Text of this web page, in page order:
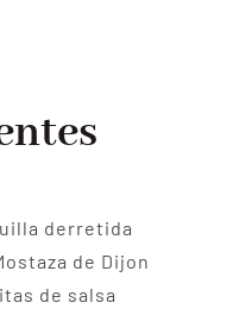
derretida
de Dijon
de salsa